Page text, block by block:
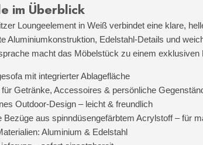
im Überblick
Loungeelement in Weiß verbindet eine klare,
Aluminiumkonstruktion, Edelstahl‑Details und
macht das Möbelstück zu einem exklusiven
mit integrierter Ablagefläche
Getränke, Accessoires & persönliche
Outdoor‑Design – leicht & freundlich
Bezüge aus spinndüsengefärbtem Acrylstoff – für
Aluminium & Edelstahl